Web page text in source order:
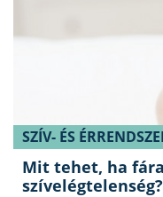
SZÍV- ÉS
Mit tehet, ha
szívelégtelenség?